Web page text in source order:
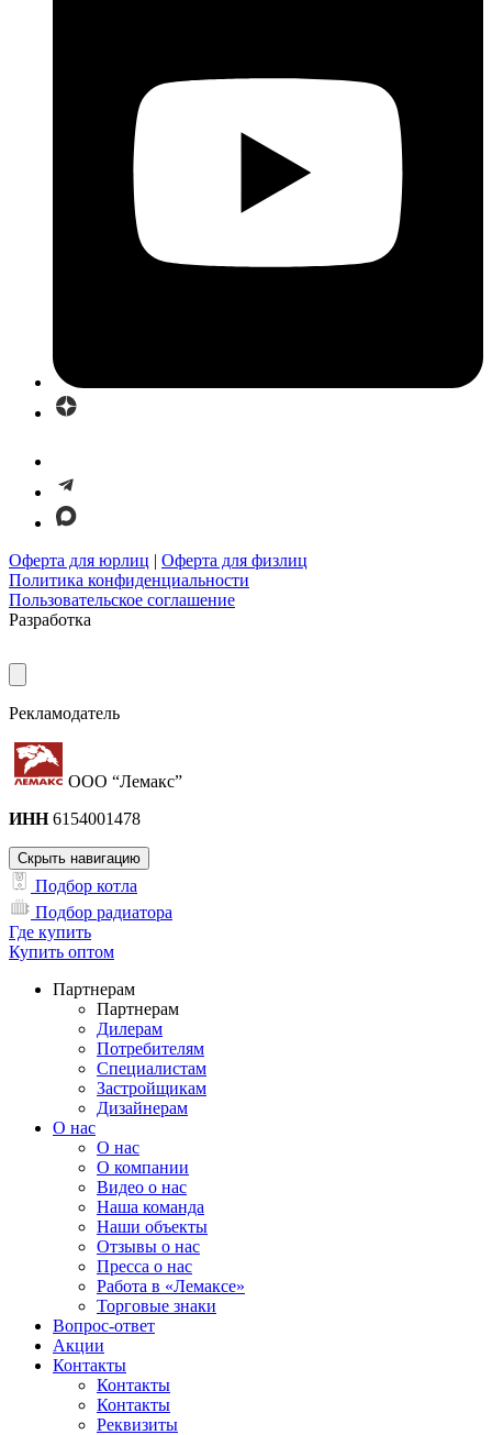
Оферта для юрлиц | Оферта для физлиц
Политика конфиденциальности
Пользовательское соглашение
Разработка
Рекламодатель
ООО “Лемакс”
ИНН6154001478
Скрыть навигацию
Подбор котла
Подбор радиатора
Где купить
Купить оптом
Партнерам
Партнерам
Дилерам
Потребителям
Специалистам
Застройщикам
Дизайнерам
О нас
О нас
О компании
Видео о нас
Наша команда
Наши объекты
Отзывы о нас
Пресса о нас
Работа в «Лемаксе»
Торговые знаки
Вопрос-ответ
Акции
Контакты
Контакты
Контакты
Реквизиты